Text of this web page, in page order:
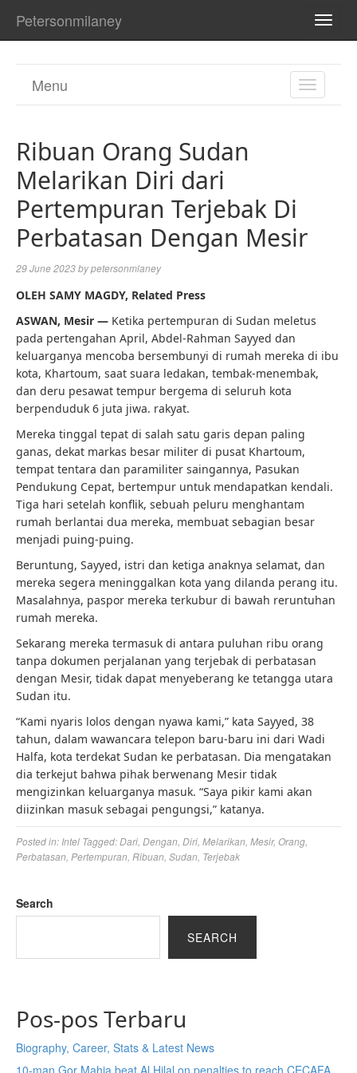
Petersonmilaney
TOGGLE
Menu
Ribuan Orang Sudan
Melarikan Diri dari
Pertempuran Terjebak Di
Perbatasan Dengan Mesir
29 June 2023bypetersonmlaney
OLEH SAMY MAGDY, Related Press
ASWAN, Mesir — Ketika pertempuran di Sudan meletus
pada pertengahan April, Abdel-Rahman Sayyed dan
keluarganya mencoba bersembunyi di rumah mereka di ibu
kota, Khartoum, saat suara ledakan, tembak-menembak,
dan deru pesawat tempur bergema di seluruh kota
berpenduduk 6 juta jiwa. rakyat.
Mereka tinggal tepat di salah satu garis depan paling
ganas, dekat markas besar militer di pusat Khartoum,
tempat tentara dan paramiliter saingannya, Pasukan
Pendukung Cepat, bertempur untuk mendapatkan kendali.
Tiga hari setelah konflik, sebuah peluru menghantam
rumah berlantai dua mereka, membuat sebagian besar
menjadi puing-puing.
Beruntung, Sayyed, istri dan ketiga anaknya selamat, dan
mereka segera meninggalkan kota yang dilanda perang itu.
Masalahnya, paspor mereka terkubur di bawah reruntuhan
rumah mereka.
Sekarang mereka termasuk di antara puluhan ribu orang
tanpa dokumen perjalanan yang terjebak di perbatasan
dengan Mesir, tidak dapat menyeberang ke tetangga utara
Sudan itu.
“Kami nyaris lolos dengan nyawa kami,” kata Sayyed, 38
tahun, dalam wawancara telepon baru-baru ini dari Wadi
Halfa, kota terdekat Sudan ke perbatasan. Dia mengatakan
dia terkejut bahwa pihak berwenang Mesir tidak
mengizinkan keluarganya masuk. “Saya pikir kami akan
diizinkan masuk sebagai pengungsi,” katanya.
Posted in: Intel Tagged:Dari Dengan Diri Melarikan Mesir, Orang
Perbatasan Pertempuran Ribuan Sudan Terjebak
Search
SEARCH
Pos-pos Terbaru
Biography, Career, Stats & Latest News
10-man Gor Mahia beat Al Hilal on penalties to reach CECAFA